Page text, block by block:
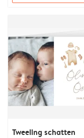
Tweeling schatten